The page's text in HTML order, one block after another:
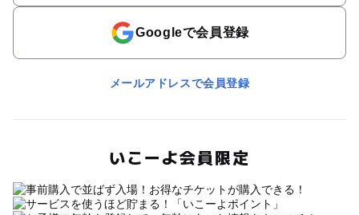
Googleで会員登録
メールアドレスで会員登録
いこーよ会員限定